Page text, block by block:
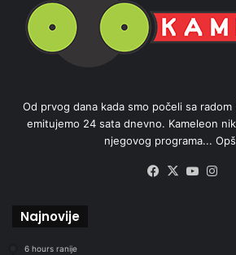
Od prvog dana kada smo počeli sa radom
emitujemo 24 sata dnevno. Kameleon
njegovog programa...
Facebook
X
Najnovije
6 hours ranije